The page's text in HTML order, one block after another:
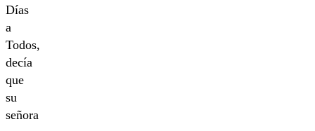
Días
a
Todos,
decía
que
su
señora